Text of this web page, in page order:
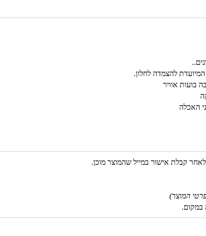
להצמדה לחלון.
בועות אוויר
האכלה
קבלת אישור במייל שהמוצר מוכן.
המוצר)
במקום.